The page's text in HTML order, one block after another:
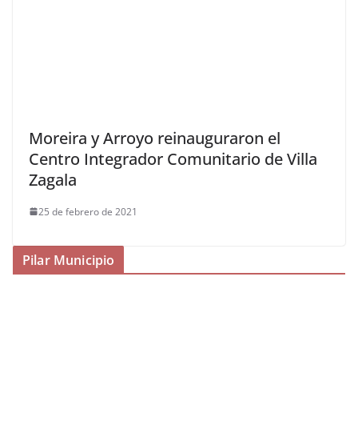
Moreira y Arroyo reinauguraron el
Centro Integrador Comunitario de Villa
Zagala
25 de febrero de 2021
Pilar Municipio